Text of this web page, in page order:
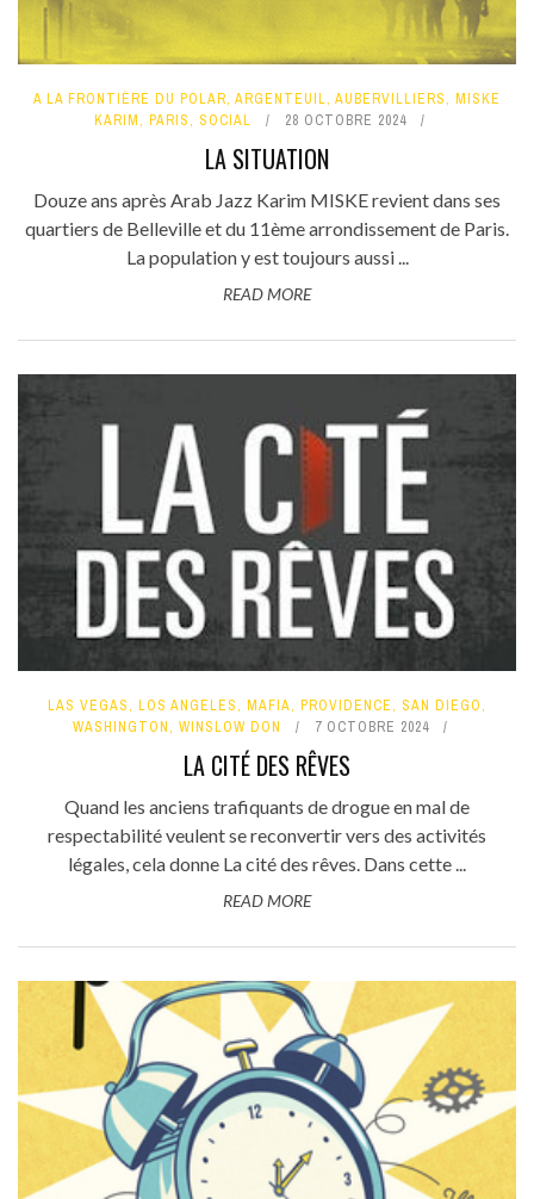
A LA FRONTIÈRE DU POLAR, ARGENTEUIL, AUBERVILLIERS, MISKE
KARIM, PARIS, SOCIAL 28 OCTOBRE 2024
LA SITUATION
Douze ans après Arab Jazz Karim MISKE revient dans ses
quartiers de Belleville et du 11ème arrondissement de Paris.
La population y est toujours aussi ...
READ MORE
LAS VEGAS, LOS ANGELES, MAFIA, PROVIDENCE, SAN DIEGO,
WASHINGTON, WINSLOW DON 7 OCTOBRE 2024
LA CITÉ DES RÊVES
Quand les anciens trafiquants de drogue en mal de
respectabilité veulent se reconvertir vers des activités
légales, cela donne La cité des rêves. Dans cette ...
READ MORE